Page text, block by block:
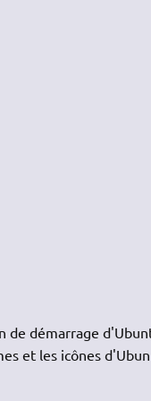
de démarrage
et les icônes